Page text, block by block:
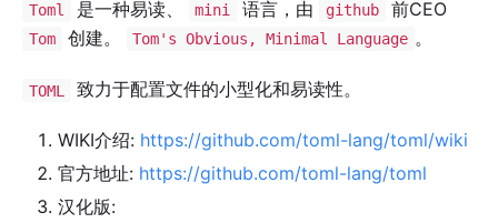
Toml 是一种易读、 mini 语言，由 github 前CEO
Tom 创建。 Tom's Obvious, Minimal Language 。
TOML 致力于配置文件的小型化和易读性。
WIKI介绍: https://github.com/toml-lang/toml/wiki
官方地址: https://github.com/toml-lang/toml
汉化版: